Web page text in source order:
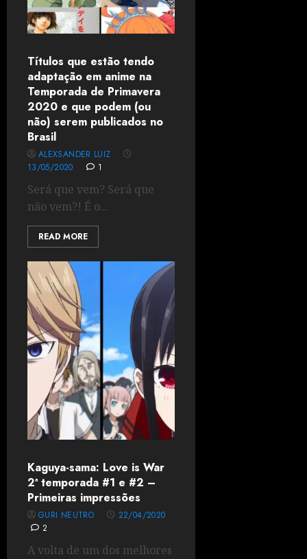
Títulos que estão tendo
adaptação em anime na
Temporada de Primavera
2020 e que podem (ou
não) serem publicados no
Brasil
ALEXSANDER LUIZ
13/05/2020
1
Será que vem? Será que
não vem?! É o...
READ MORE
Kaguya-sama: Love is War
2ª temporada #1 e #2 –
Primeiras impressões
GURI NEUTRO
22/04/2020
2
A volta de um dos melhores